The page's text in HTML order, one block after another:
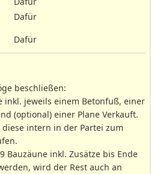
Dafür
Dafür
beschließen:
inkl. jeweils einem Betonfuß, einer
(optional) einer Plane Verkauft.
intern in der Partei zum
Bauzäune inkl. Zusätze bis Ende
wird der Rest auch an